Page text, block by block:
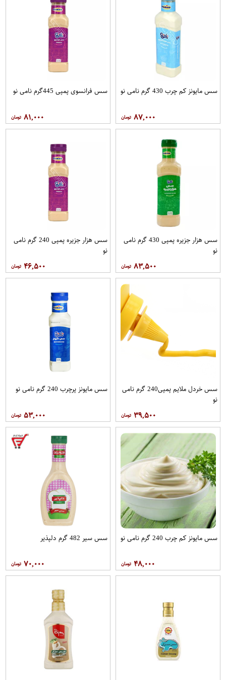
سس مایونز کم چرب 430 گرم نامی نو
۸۷,۰۰۰
سس فرانسوی پمپی 445گرم نامی نو
۸۱,۰۰۰
سس هزار جزیره پمپی 430 گرم نامی
نو
۸۳,۵۰۰
سس هزار جزیره پمپی 240 گرم نامی
نو
۴۶,۵۰۰
سس خردل ملایم پمپی240 گرم نامی
نو
۳۹,۵۰۰
سس مایونز پرچرب 240 گرم نامی نو
۵۳,۰۰۰
سس مایونز کم چرب 240 گرم نامی نو
۴۸,۰۰۰
سس سیر 482 گرم دلپذیر
۷۰,۰۰۰